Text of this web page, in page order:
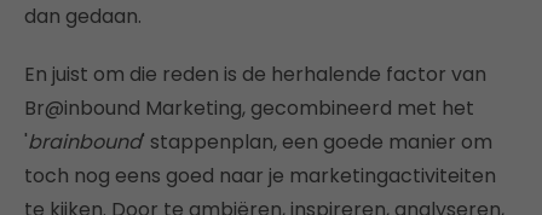
dan gedaan.
En juist om die reden is de herhalende factor van
Br@inbound Marketing, gecombineerd met het
'brainbound' stappenplan, een goede manier om
toch nog eens goed naar je marketingactiviteiten
te kijken. Door te ambiëren, inspireren, analyseren,